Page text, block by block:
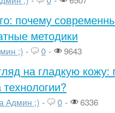
почему
методики
;) - 0 - 9643
на гладкую кожу:
Админ ;) - 0 - 6336